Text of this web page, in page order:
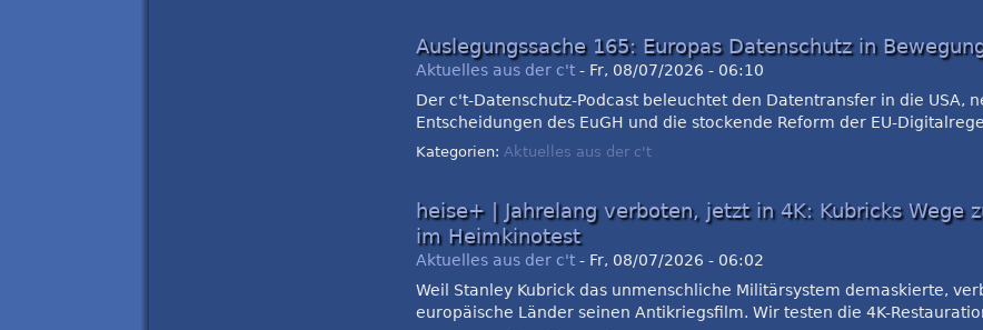
Auslegungssache 165: Europas Datenschutz in
Aktuelles aus der c't - Fr, 08/07/2026 - 06:10
Der c't-Datenschutz-Podcast beleuchtet den Datentransfer in die USA,
Entscheidungen des EuGH und die stockende Reform der EU-
Kategorien:Aktuelles aus der c't
heise+ | Jahrelang verboten, jetzt in 4K: Kubricks Wege
im Heimkinotest
Aktuelles aus der c't - Fr, 08/07/2026 - 06:02
Weil Stanley Kubrick das unmenschliche Militärsystem demaskierte,
europäische Länder seinen Antikriegsfilm. Wir testen die 4K-